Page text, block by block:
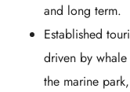
and long term.
Established
driven by
the marine